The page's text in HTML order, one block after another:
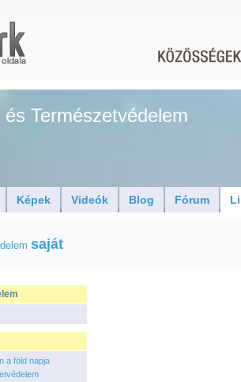
Természetvédelem
Képek Videók Blog Fórum
saját
a föld napja